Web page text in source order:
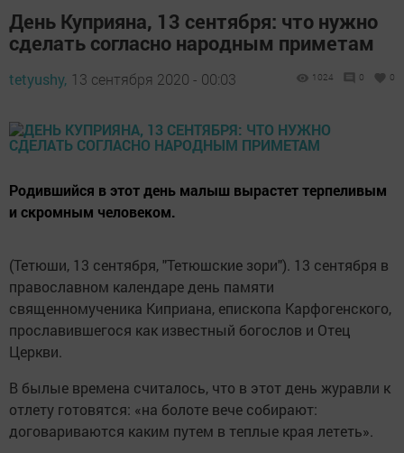
День Куприяна, 13 сентября: что нужно
сделать согласно народным приметам
tetyushy, 13 сентября 2020 - 00:03 1024 0 0
Родившийся в этот день малыш вырастет терпеливым
и скромным человеком.
(Тетюши, 13 сентября, "Тетюшские зори"). 13 сентября в
православном календаре день памяти
священномученика Киприана, епископа Карфогенского,
прославившегося как известный богослов и Отец
Церкви.
В былые времена считалось, что в этот день журавли к
отлету готовятся: «на болоте вече собирают:
договариваются каким путем в теплые края лететь».